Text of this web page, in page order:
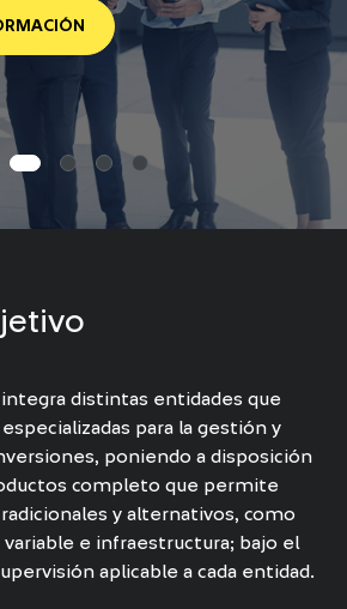
distintas entidades que
para la gestión y
poniendo a disposición
completo que permite
y alternativos, como
e infraestructura; bajo el
aplicable a cada entidad.